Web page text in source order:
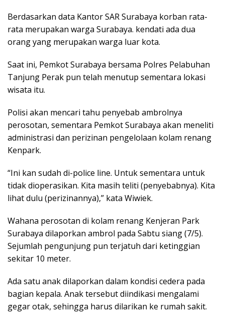
Berdasarkan data Kantor SAR Surabaya korban rata-
rata merupakan warga Surabaya. kendati ada dua
orang yang merupakan warga luar kota.
Saat ini, Pemkot Surabaya bersama Polres Pelabuhan
Tanjung Perak pun telah menutup sementara lokasi
wisata itu.
Polisi akan mencari tahu penyebab ambrolnya
perosotan, sementara Pemkot Surabaya akan meneliti
administrasi dan perizinan pengelolaan kolam renang
Kenpark.
“Ini kan sudah di-police line. Untuk sementara untuk
tidak dioperasikan. Kita masih teliti (penyebabnya). Kita
lihat dulu (perizinannya),” kata Wiwiek.
Wahana perosotan di kolam renang Kenjeran Park
Surabaya dilaporkan ambrol pada Sabtu siang (7/5).
Sejumlah pengunjung pun terjatuh dari ketinggian
sekitar 10 meter.
Ada satu anak dilaporkan dalam kondisi cedera pada
bagian kepala. Anak tersebut diindikasi mengalami
gegar otak, sehingga harus dilarikan ke rumah sakit.